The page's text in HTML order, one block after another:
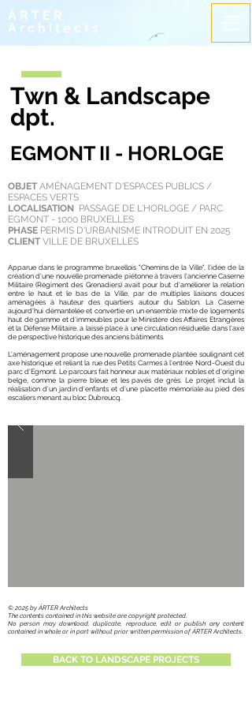
ÁRTER
Architects
Twn & Landscape
dpt.
EGMONT II - HORLOGE
OBJETAMÉNAGEMENT D'ESPACES PUBLICS /
ESPACES VERTS
LOCALISATION PASSAGE DE L'HORLOGE / PARC
EGMONT - 1000 BRUXELLES
PHASE PERMIS D'URBANISME INTRODUIT EN 2025
CLIENTVILLE DE BRUXELLES
Apparue dans le programme bruxellois "Chemins de la Ville", l'idée de la
création d'une nouvelle promenade piétonne à travers l'ancienne Caserne
Militaire (Régiment des Grenadiers) avait pour but d'améliorer la relation
entre le haut et le bas de la Ville, par de multiples liaisons douces
aménagées à hauteur des quartiers autour du Sablon. La Caserne
aujourd'hui démantelée et convertie en un ensemble mixte de logements
haut de gamme et d'immeubles pour le Ministère des Affaires Etrangères
et la Défense Militaire, a laissé place à une circulation résiduelle dans l'axe
de perspective historique des anciens bâtiments.
L'aménagement propose une nouvelle promenade plantée soulignant cet
axe historique et reliant la rue des Petits Carmes à l'entrée Nord-Ouest du
parc d'Egmont. Le parcours fait honneur aux matériaux nobles et d'origine
belge, comme la pierre bleue et les pavés de grès. Le projet inclut la
réalisation d'un jardin d'enfants et d'une placette mémoriale au pied des
escaliers menant au bloc Dubreucq.
​© 2025 by ÁRTER Architects
The contents contained in this website are copyright protected.
No person may download, duplicate, reproduce, edit or publish any content
contained in whole or in part without prior written permission of ÁRTER Architects.
BACK TO LANDSCAPE PROJECTS